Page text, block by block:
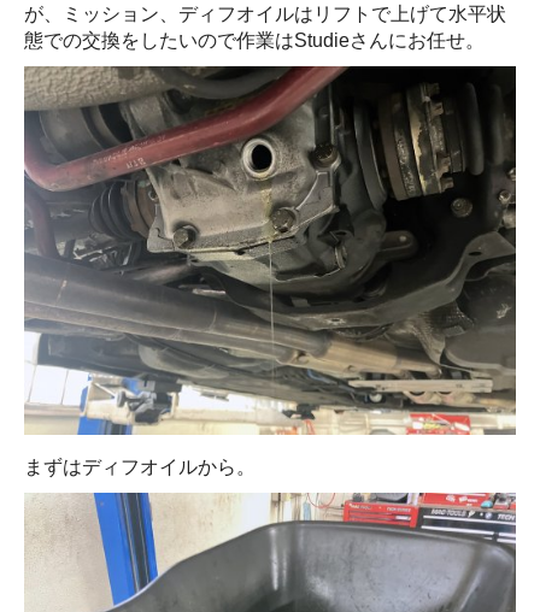
が、ミッション、ディフオイルはリフトで上げて水平状
態での交換をしたいので作業はStudieさんにお任せ。
まずはディフオイルから。